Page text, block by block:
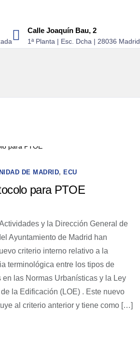
Calle Joaquín Bau, 2
1ª Planta | Esc. Dcha | 28036 Madrid
DE MADRID, ECU
para PTOE
y la Dirección General de
Ayuntamiento de Madrid han
criterio interno relativo a la
terminológica entre los tipos de
en las Normas Urbanísticas y la Ley
la Edificación (LOE) . Este nuevo
al criterio anterior y tiene como […]